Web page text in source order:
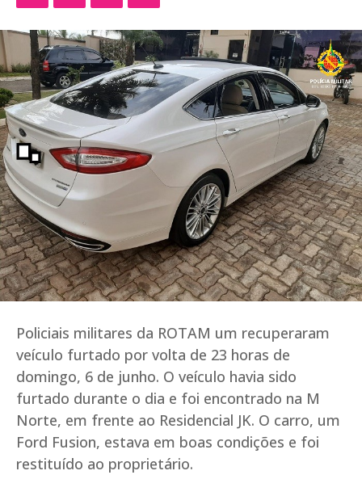
Policiais militares da ROTAM um recuperaram
veículo furtado por volta de 23 horas de
domingo, 6 de junho. O veículo havia sido
furtado durante o dia e foi encontrado na M
Norte, em frente ao Residencial JK. O carro, um
Ford Fusion, estava em boas condições e foi
restituído ao proprietário.